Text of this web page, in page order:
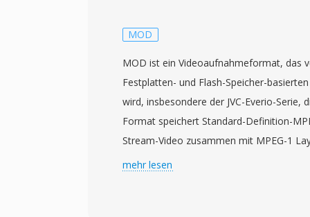
MOD
MOD ist ein Videoaufnahmeformat, das
Festplatten- und Flash-Speicher-
wird, insbesondere der JVC-Everio-Serie,
Format speichert Standard-Definition-
Stream-Video zusammen mit MPEG-1
Audio und erzeugt Dateien, die strukturell
mehr lesen